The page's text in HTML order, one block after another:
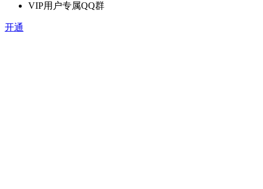
VIP用户专属QQ群
开通